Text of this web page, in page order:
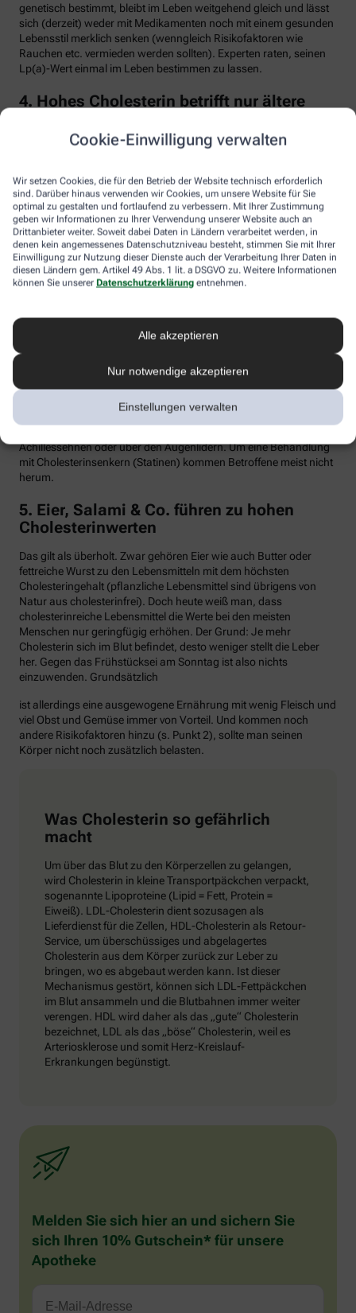
Cookie-Einwilligung verwalten
Wir setzen Cookies, die für den Betrieb der Website technisch erforderlich
sind. Darüber hinaus verwenden wir Cookies, um unsere Website für Sie
optimal zu gestalten und fortlaufend zu verbessern. Mit Ihrer Zustimmung
geben wir Informationen zu Ihrer Verwendung unserer Website auch an
Drittanbieter weiter. Soweit dabei Daten in Ländern verarbeitet werden, in
denen kein angemessenes Datenschutzniveau besteht, stimmen Sie mit Ihrer
Einwilligung zur Nutzung dieser Dienste auch der Verarbeitung Ihrer Daten in
diesen Ländern gem. Artikel 49 Abs. 1 lit. a DSGVO zu. Weitere Informationen
können Sie unserer Datenschutzerklärung entnehmen.
Alle akzeptieren
Nur notwendige akzeptieren
Einstellungen verwalten
genetisch bestimmt, bleibt im Leben weitgehend gleich und lässt
sich (derzeit) weder mit Medikamenten noch mit einem gesunden
Lebensstil merklich senken (wenngleich Risikofaktoren wie
Rauchen etc. vermieden werden sollten). Experten raten, seinen
Lp(a)-Wert einmal im Leben bestimmen zu lassen.
4. Hohes Cholesterin betrifft nur ältere
Falsch. Zwar steigt das Risiko für erhöhte Cholesterinwerte mit
Hypercholesterinämie (FH) haben jedoch schon von Geburt an
erhöhte Blutfettwerte. Bei der erblich bedingten
Stoffwechselerkrankung sammelt sich durch einen Gendefekt
sehr viel LDL-Cholesterin im Blut an (über 190 bis 500 mg/dl) und
lagert sich an den Wänden der Arterien und Venen ab. Betroffene
entwickeln oft schon im jungen Erwachsenenalter eine
Arteriosklerose.
bis zur Menopause durch Hormone besser geschützt, bei ihnen
sind es rund 30 Prozent bis zum Alter von 60 Jahren. Die familiäre
Hypercholesterinämie kommt bei etwa einer von 300 Personen
vor. Sind in der Familie Fälle von frühen Herzinfarkten, Stents oder
Bypass-Operationen bekannt, sollte man sein Cholesterin
dringend überprüfen lassen. Anzeichen können auch gelbliche
Achillessehnen oder über den Augenlidern. Um eine Behandlung
mit Cholesterinsenkern (Statinen) kommen Betroffene meist nicht
herum.
5. Eier, Salami & Co. führen zu hohen
Cholesterinwerten
Das gilt als überholt. Zwar gehören Eier wie auch Butter oder
fettreiche Wurst zu den Lebensmitteln mit dem höchsten
Cholesteringehalt (pflanzliche Lebensmittel sind übrigens von
Natur aus cholesterinfrei). Doch heute weiß man, dass
cholesterinreiche Lebensmittel die Werte bei den meisten
Menschen nur geringfügig erhöhen. Der Grund: Je mehr
Cholesterin sich im Blut befindet, desto weniger stellt die Leber
her. Gegen das Frühstücksei am Sonntag ist also nichts
einzuwenden. Grundsätzlich
ist allerdings eine ausgewogene Ernährung mit wenig Fleisch und
viel Obst und Gemüse immer von Vorteil. Und kommen noch
andere Risikofaktoren hinzu (s. Punkt 2), sollte man seinen
Körper nicht noch zusätzlich belasten.
Was Cholesterin so gefährlich
macht
Um über das Blut zu den Körperzellen zu gelangen,
wird Cholesterin in kleine Transportpäckchen verpackt,
sogenannte Lipoproteine (Lipid = Fett, Protein =
Eiweiß). LDL-Cholesterin dient sozusagen als
Lieferdienst für die Zellen, HDL-Cholesterin als Retour-
Service, um überschüssiges und abgelagertes
Cholesterin aus dem Körper zurück zur Leber zu
bringen, wo es abgebaut werden kann. Ist dieser
Mechanismus gestört, können sich LDL-Fettpäckchen
im Blut ansammeln und die Blutbahnen immer weiter
verengen. HDL wird daher als das „gute“ Cholesterin
bezeichnet, LDL als das „böse“ Cholesterin, weil es
Arteriosklerose und somit Herz-Kreislauf-
Erkrankungen begünstigt.
Melden Sie sich hier an und sichern Sie
sich Ihren 10% Gutschein* für unsere
Apotheke